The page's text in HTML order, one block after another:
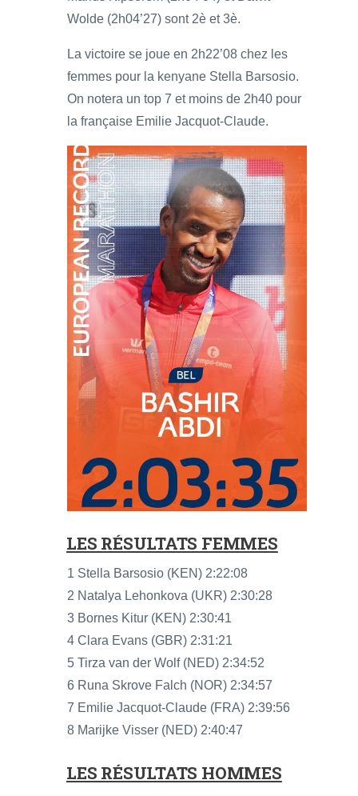
Wolde (2h04’27) sont 2è et 3è.
La victoire se joue en 2h22’08 chez les
femmes pour la kenyane Stella Barsosio.
On notera un top 7 et moins de 2h40 pour
la française Emilie Jacquot-Claude.
LES RÉSULTATS FEMMES
1 Stella Barsosio (KEN) 2:22:08
2 Natalya Lehonkova (UKR) 2:30:28
3 Bornes Kitur (KEN) 2:30:41
4 Clara Evans (GBR) 2:31:21
5 Tirza van der Wolf (NED) 2:34:52
6 Runa Skrove Falch (NOR) 2:34:57
7 Emilie Jacquot-Claude (FRA) 2:39:56
8 Marijke Visser (NED) 2:40:47
LES RÉSULTATS HOMMES